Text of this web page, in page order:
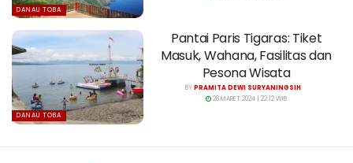
DANAU TOBA
DANAU TOBA
Pantai Paris Tigaras: Tiket
Masuk, Wahana, Fasilitas dan
Pesona Wisata
BYPRAMITA DEWI SURYANINGSIH
28 MARET 2024 | 22:12 WIB